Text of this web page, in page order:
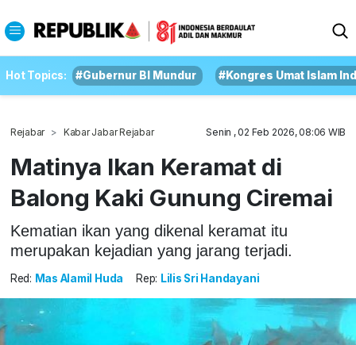
Hot Topics: #Gubernur BI Mundur #Kongres Umat Islam
Rejabar Kabar Jabar Rejabar Senin , 02 Feb 2026, 08:06 WIB
Matinya Ikan Keramat di
Balong Kaki Gunung Ciremai
Kematian ikan yang dikenal keramat itu
merupakan kejadian yang jarang terjadi.
Red: Mas Alamil Huda Rep: Lilis Sri Handayani